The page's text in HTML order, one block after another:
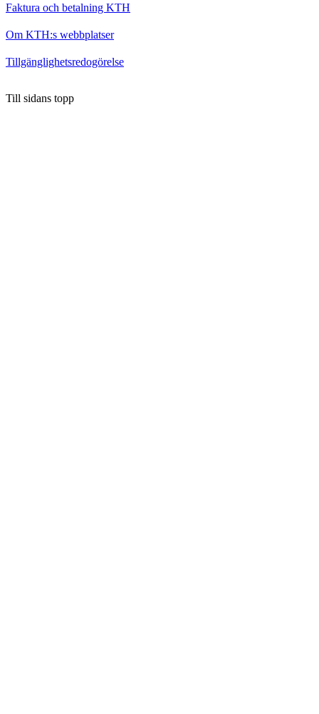
Faktura och betalning KTH
Om KTH:s webbplatser
Tillgänglighetsredogörelse
Till sidans topp